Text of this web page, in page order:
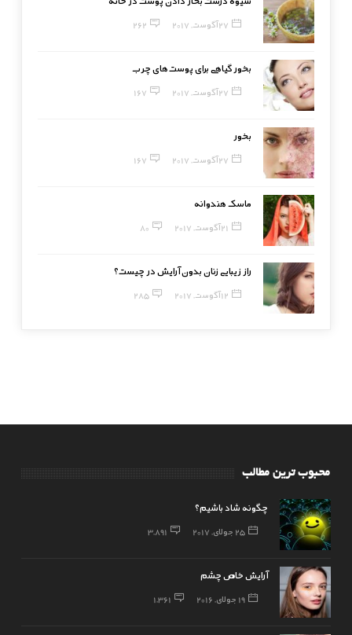
27 آگوست, 2017 262
بخور گیاهی برای پوست‌های چرب
27 آگوست, 2017 167
بخور
27 آگوست, 2017 167
ماسک هندوانه
21 آگوست, 2017 80
راز زیبایی زنان بدون آرایش در چیست؟
12 آگوست, 2017 285
محبوب ترین مطالب
چگونه شاد باشیم؟
25 جولای, 2017 3,891
آرایش خاص چشم
19 جولای, 2016 1,361